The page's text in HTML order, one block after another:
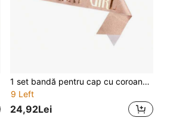
1 set bandă pentru cap cu coroană roz cu strasuri pentru fată de ziua nașterii, accesorii pentru petrecere de zi de naștere
9 Left
24,92Lei